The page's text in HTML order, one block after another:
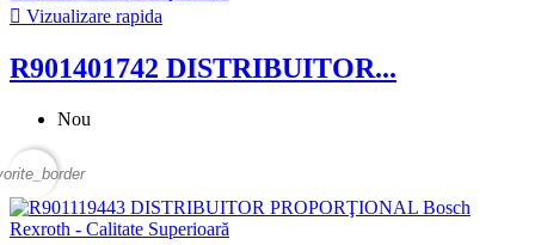
 Vizualizare rapida
R901401742 DISTRIBUITOR...
Nou